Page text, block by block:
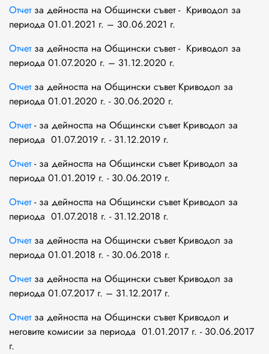
Отчетза дейността на Общински съвет - Криводол за
периода 01.01.2021 г. – 30.06.2021 г.
Отчетза дейността на Общински съвет - Криводол за
периода 01.07.2020 г. – 31.12.2020 г.
Отчетза дейността на Общински съвет Криводол за
периода 01.01.2020 г. - 30.06.2020 г.
Отчет- за дейността на Общински съвет Криводол за
периода 01.07.2019 г. - 31.12.2019 г.
Отчет- за дейността на Общински съвет Криводол за
периода 01.01.2019 г. - 30.06.2019 г.
Отчет- за дейността на Общински съвет Криводол за
периода 01.07.2018 г. - 31.12.2018 г.
Отчетза дейността на Общински съвет Криводол за
периода 01.01.2018 г. - 30.06.2018 г.
Отчетза дейността на Общински съвет Криводол за
периода 01.07.2017 г. – 31.12.2017 г.
Отчетза дейността на Общински съвет Криводол и
неговите комисии за периода 01.01.2017 г. - 30.06.2017
г.